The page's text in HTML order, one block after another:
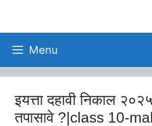
Menu
इयत्ता दहावी निकाल
तपासावे ?|class 10-